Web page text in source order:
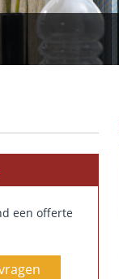
een offerte